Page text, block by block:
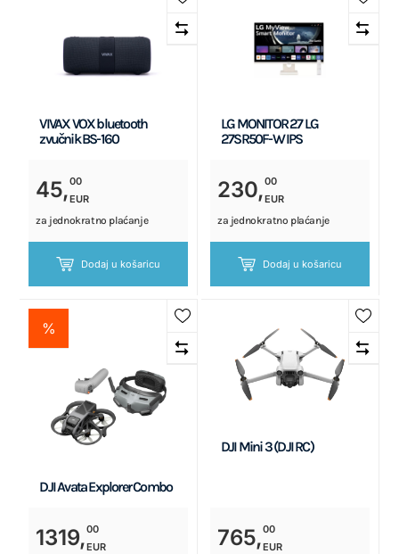
VIVAX VOX bluetooth
zvučnik BS-160
45,00
EUR
za jednokratno plaćanje
Dodaj u košaricu
LG MONITOR 27 LG
27SR50F-W IPS
230,00
EUR
za jednokratno plaćanje
Dodaj u košaricu
%
DJI Avata Explorer Combo
1319,00
EUR
DJI Mini 3 (DJI RC)
765,00
EUR